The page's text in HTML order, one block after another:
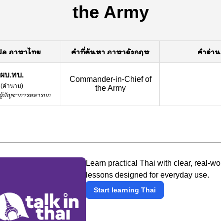
the Army
ภาษาไทย คำที่ค้นหา ภาษาอังกฤษ คำอ่าน
ผบ.ทบ.
(คำนาม)
ผู้บัญชาการทหารบก
Commander-in-Chief of
the Army
Learn practical Thai with clear, real-
lessons designed for everyday use.
Start learning Thai